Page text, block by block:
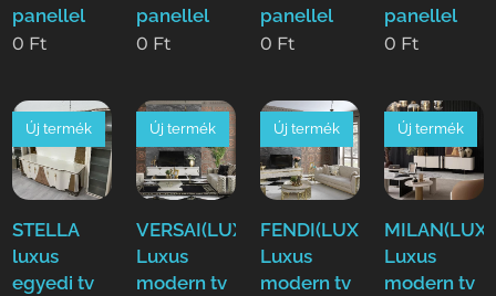
panellel
0 Ft
panellel
0 Ft
panellel
0 Ft
panellel
0 Ft
STELLA
luxus
egyedi tv
Új termék
VERSAI(LUXE)
Luxus
modern tv
Új termék
FENDI(LUXE)
Luxus
modern tv
Új termék
Luxus
modern tv
Új termék